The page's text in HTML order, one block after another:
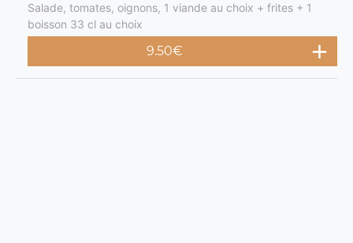
Salade, tomates, oignons, 1 viande au choix + frites + 1
boisson 33 cl au choix
9.50€